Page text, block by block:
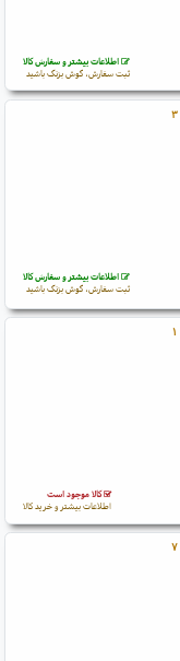
اطلاعات بیشتر و سفارش کالا
ثبت سفارش، گوش بزنگ باشید
اطلاعات بیشتر و سفارش کالا
ثبت سفارش، گوش بزنگ باشید
کالا موجود است
اطلاعات بیشتر و خرید کالا